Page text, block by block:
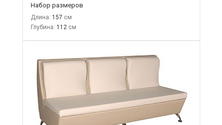
Набор размеров
Длина: 157
Глубина: 112